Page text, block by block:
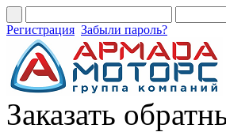
Регистрация Забыли пароль?
Заказать